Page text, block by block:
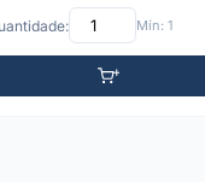
Mín: 1